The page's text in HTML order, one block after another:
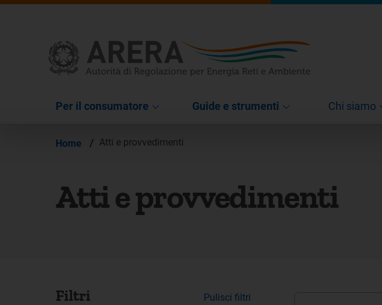
Per il consumatore Guide e strumenti Chi siamo
Home / Atti e provvedimenti
Atti e provvedimenti
Filtri Pulisci filtri